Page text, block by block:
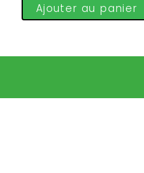
Ajouter au panier